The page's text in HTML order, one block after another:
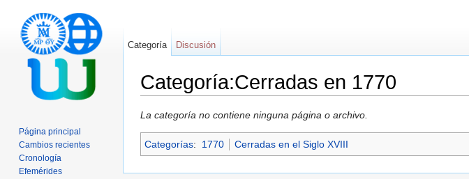
Categoría:Cerradas en 1770
La categoría no contiene ninguna página o archivo.
Categorías: 1770 Cerradas en el Siglo XVIII
Categoría Discusión
Página principal
Cambios recientes
Cronología
Efemérides